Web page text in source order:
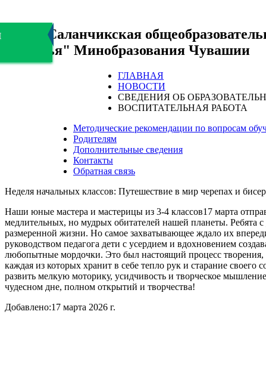
БОУ "Саланчикская
здоровья" Минобразования Чувашии
ГЛАВНАЯ
НОВОСТИ
СВЕДЕНИЯ ОБ
ВОСПИТАТЕЛЬНАЯ РАБОТА
Методические рекомендации по вопросам
Родителям
Дополнительные сведения
Контакты
Обратная связь
Неделя начальных классов: Путешествие в мир черепах и
Наши юные мастера и мастерицы из 3-4 классов17 марта
медлительных, но мудрых обитателей нашей планеты. Ребята
размеренной жизни. Но самое захватывающее ждало их
руководством педагога дети с усердием и вдохновением
любопытные мордочки. Это был настоящий процесс творения,
каждая из которых хранит в себе тепло рук и старание своего
развить мелкую моторику, усидчивость и творческое
чудесном дне, полном открытий и творчества!
Добавлено:17 марта 2026 г.